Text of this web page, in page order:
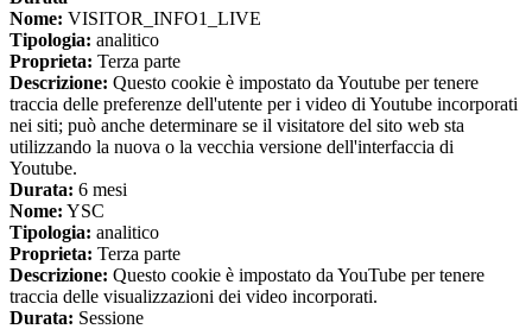
Nome: VISITOR_INFO1_LIVE
Tipologia: analitico
Proprieta: Terza parte
Descrizione: Questo cookie è impostato da Youtube per tenere
traccia delle preferenze dell'utente per i video di Youtube incorporati
nei siti; può anche determinare se il visitatore del sito web sta
utilizzando la nuova o la vecchia versione dell'interfaccia di
Youtube.
Durata: 6 mesi
Nome: YSC
Tipologia: analitico
Proprieta: Terza parte
Descrizione: Questo cookie è impostato da YouTube per tenere
traccia delle visualizzazioni dei video incorporati.
Durata: Sessione